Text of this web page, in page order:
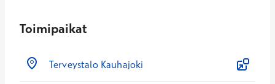
Toimipaikat
Terveystalo Kauhajoki